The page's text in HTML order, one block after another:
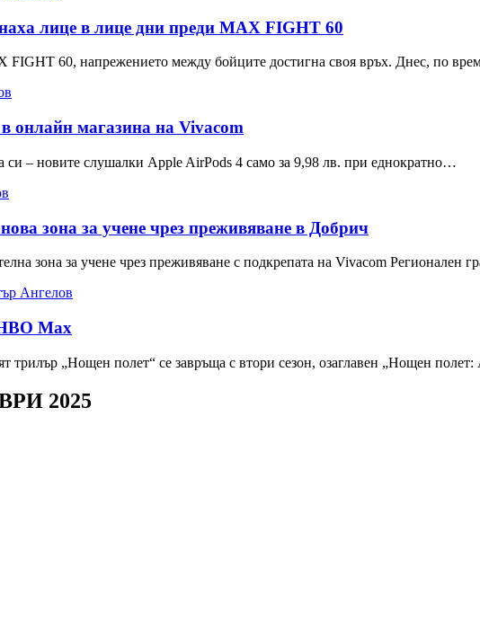
лице в лице дни преди MAX FIGHT 60
FIGHT 60, напрежението между бойците достигна своя връх. Днес, по
онлайн магазина на Vivacom
си – новите слушалки Apple AirPods 4 само за 9,98 лв. при еднократно…
зона за учене чрез преживяване в Добрич
зона за учене чрез преживяване с подкрепата на Vivacom
Ангелов
Max
трилър „Нощен полет“ се завръща с втори сезон, озаглавен „Нощен
2025